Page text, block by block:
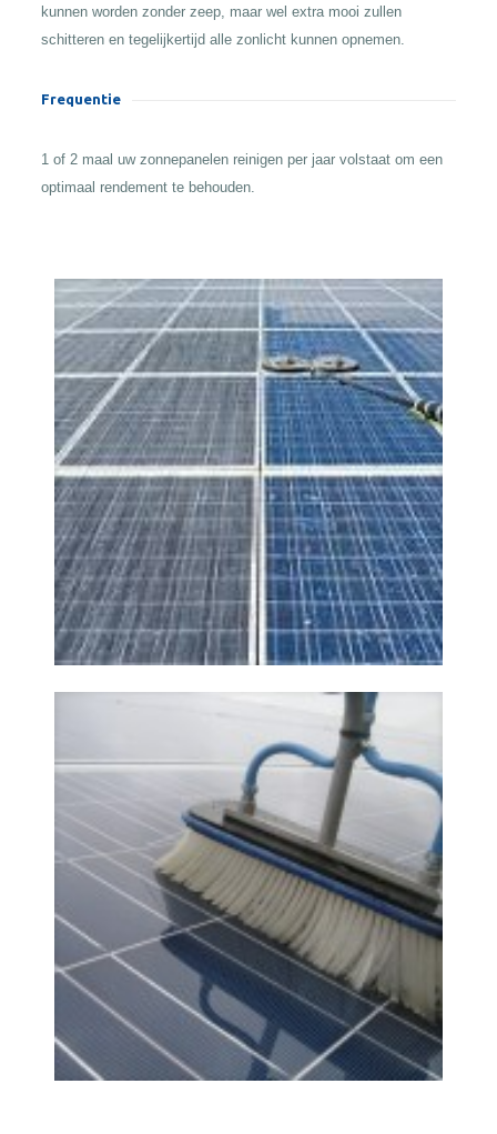
kunnen worden zonder zeep, maar wel extra mooi zullen
schitteren en tegelijkertijd alle zonlicht kunnen opnemen.
Frequentie
1 of 2 maal uw zonnepanelen reinigen per jaar volstaat om een
optimaal rendement te behouden.